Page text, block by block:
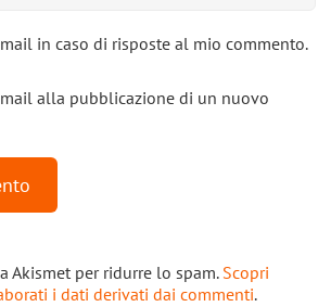
in caso di risposte al mio commento.
alla pubblicazione di un nuovo
Akismet per ridurre lo spam. Scopri
i dati derivati dai commenti.